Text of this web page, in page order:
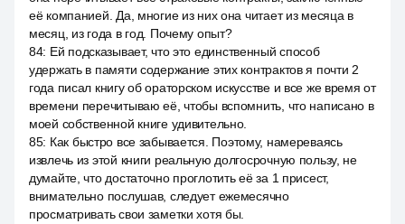
её компанией. Да, многие из них она читает из месяца в
месяц, из года в год. Почему опыт?
84: Ей подсказывает, что это единственный способ
удержать в памяти содержание этих контрактов я почти 2
года писал книгу об ораторском искусстве и все же время от
времени перечитываю её, чтобы вспомнить, что написано в
моей собственной книге удивительно.
85: Как быстро все забывается. Поэтому, намереваясь
извлечь из этой книги реальную долгосрочную пользу, не
думайте, что достаточно проглотить её за 1 присест,
внимательно послушав, следует ежемесячно
просматривать свои заметки хотя бы.